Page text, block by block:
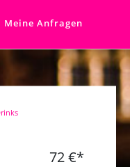
Meine Anfragen
72 €*